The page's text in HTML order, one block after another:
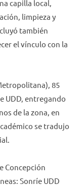
capilla local,
limpieza y
también
el vínculo con la
85
UDD, entregando
de la zona, en
se tradujo
Concepción
Sonríe UDD